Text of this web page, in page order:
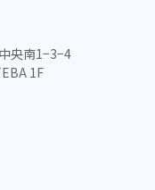
央南1−3−4
1F